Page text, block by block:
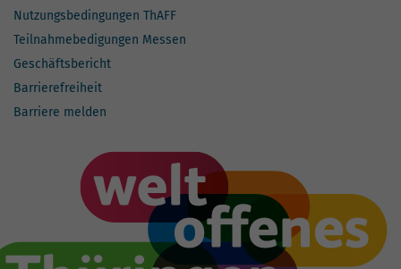
Nutzungsbedingungen ThAFF
Teilnahmebedigungen Messen
Geschäftsbericht
Barrierefreiheit
Barriere melden